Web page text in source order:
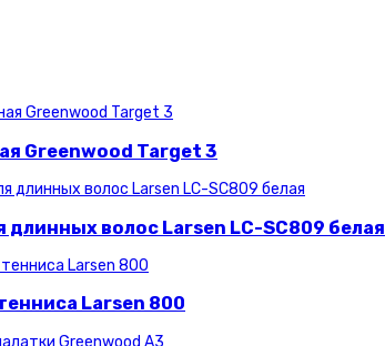
Greenwood Target 3
длинных волос Larsen LC-SC809 белая
Larsen 800